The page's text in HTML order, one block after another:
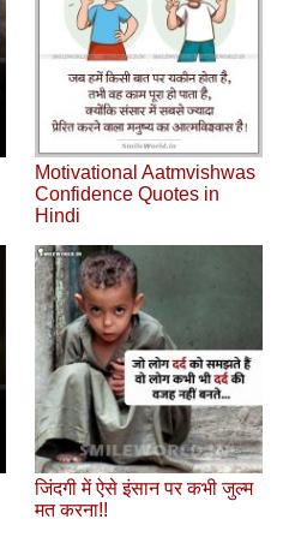
Motivational Aatmvishwas
Confidence Quotes in
Hindi
जिंदगी में ऐसे इंसान पर कभी जुल्‍म
मत करना!!